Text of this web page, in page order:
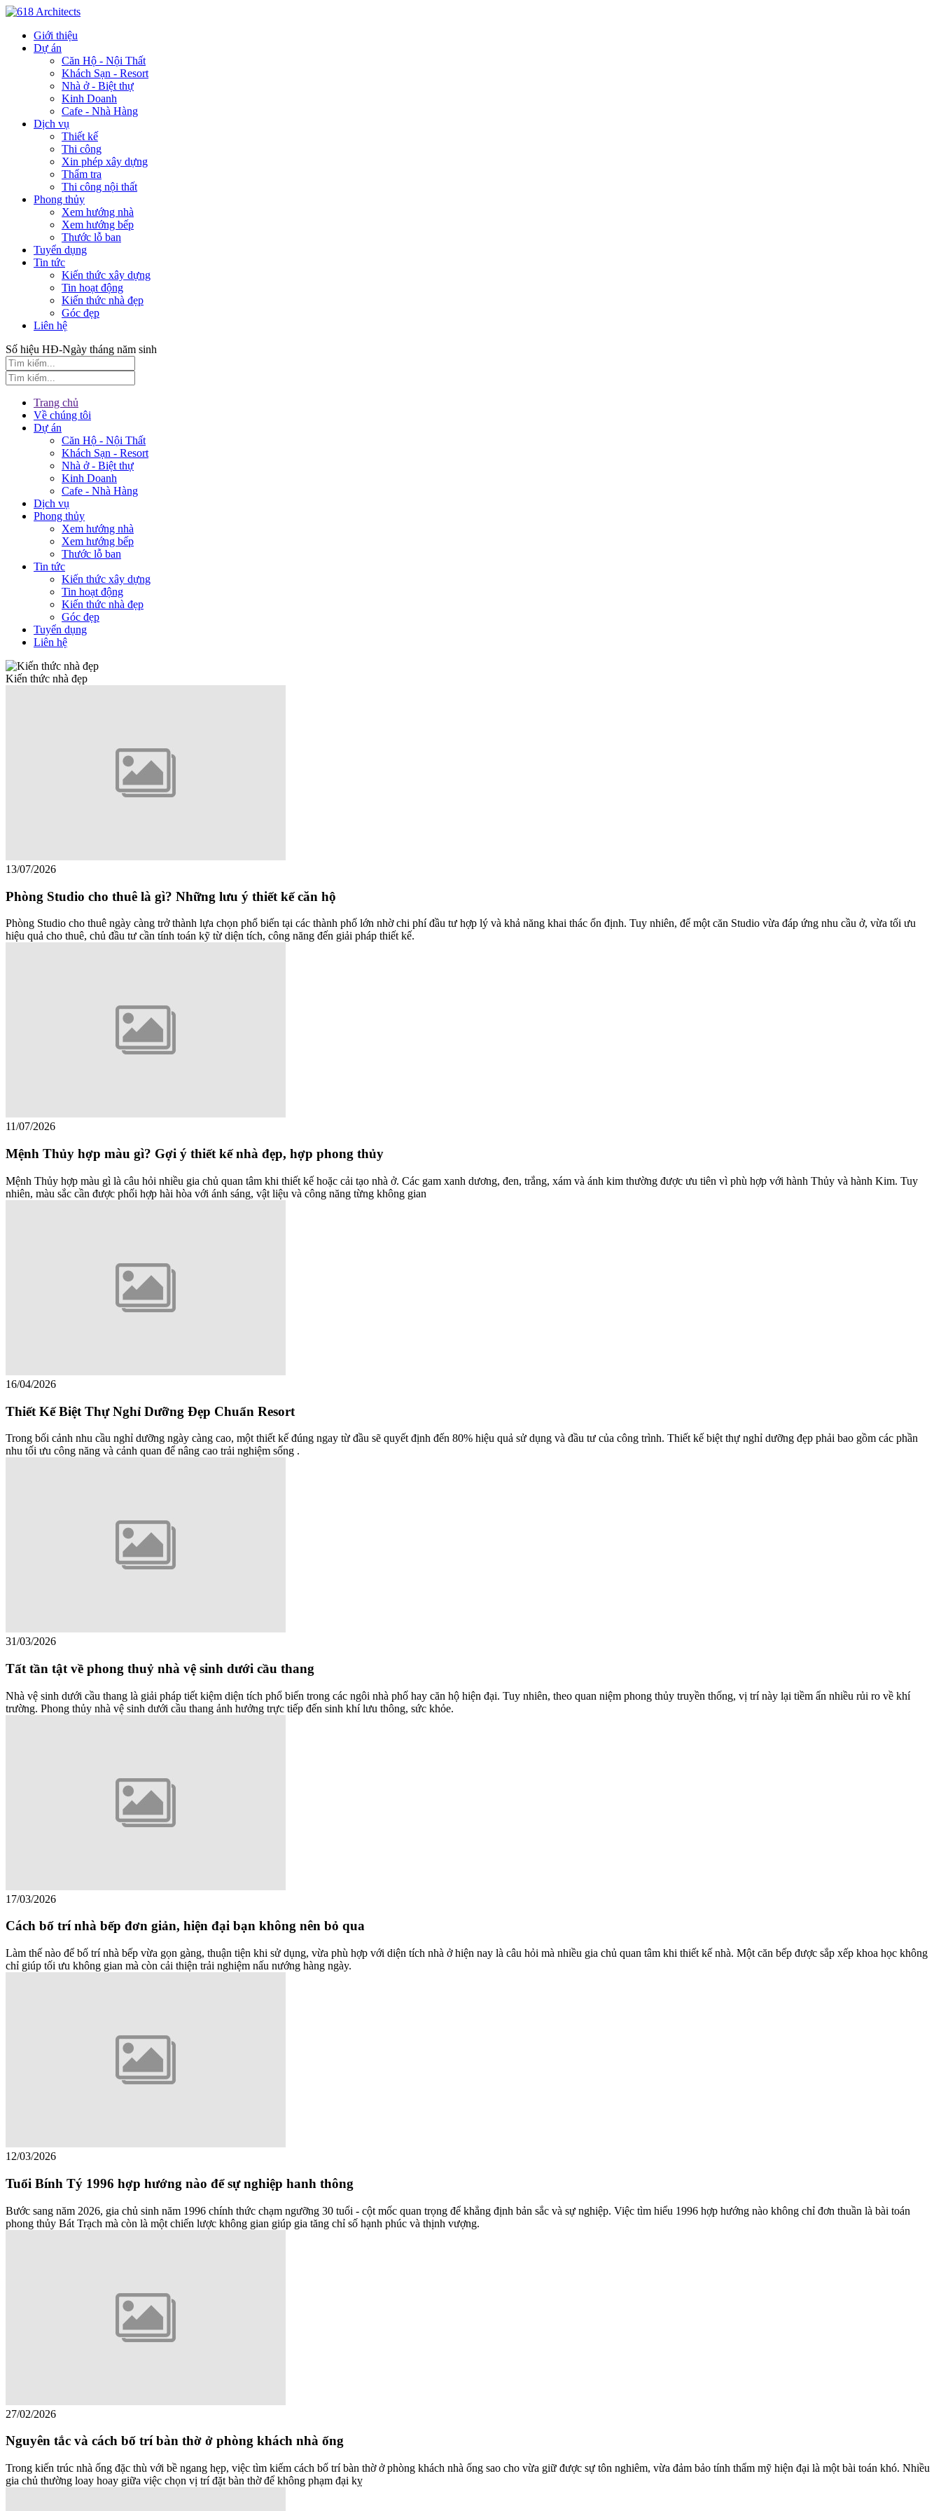
Giới thiệu
Dự án
Căn Hộ - Nội Thất
Khách Sạn - Resort
Nhà ở - Biệt thự
Kinh Doanh
Cafe - Nhà Hàng
Dịch vụ
Thiết kế
Thi công
Xin phép xây dựng
Thẩm tra
Thi công nội thất
Phong thủy
Xem hướng nhà
Xem hướng bếp
Thước lỗ ban
Tuyển dụng
Tin tức
Kiến thức xây dựng
Tin hoạt động
Kiến thức nhà đẹp
Góc đẹp
Liên hệ
Số hiệu HĐ-Ngày tháng năm sinh
Trang chủ
Về chúng tôi
Dự án
Căn Hộ - Nội Thất
Khách Sạn - Resort
Nhà ở - Biệt thự
Kinh Doanh
Cafe - Nhà Hàng
Dịch vụ
Phong thủy
Xem hướng nhà
Xem hướng bếp
Thước lỗ ban
Tin tức
Kiến thức xây dựng
Tin hoạt động
Kiến thức nhà đẹp
Góc đẹp
Tuyển dụng
Liên hệ
Kiến thức nhà đẹp
13/07/2026
Phòng Studio cho thuê là gì? Những lưu ý thiết kế căn hộ
Phòng Studio cho thuê ngày càng trở thành lựa chọn phổ biến tại các thành phố lớn nhờ chi phí đầu tư hợp lý và khả năng khai thác ổn định. Tuy nhiên, để một căn Studio vừa đáp ứng nhu cầu ở, vừa tối ưu
hiệu quả cho thuê, chủ đầu tư cần tính toán kỹ từ diện tích, công năng đến giải pháp thiết kế.
11/07/2026
Mệnh Thủy hợp màu gì? Gợi ý thiết kế nhà đẹp, hợp phong thủy
Mệnh Thủy hợp màu gì là câu hỏi nhiều gia chủ quan tâm khi thiết kế hoặc cải tạo nhà ở. Các gam xanh dương, đen, trắng, xám và ánh kim thường được ưu tiên vì phù hợp với hành Thủy và hành Kim. Tuy
nhiên, màu sắc cần được phối hợp hài hòa với ánh sáng, vật liệu và công năng từng không gian
16/04/2026
Thiết Kế Biệt Thự Nghỉ Dưỡng Đẹp Chuẩn Resort
Trong bối cảnh nhu cầu nghỉ dưỡng ngày càng cao, một thiết kế đúng ngay từ đầu sẽ quyết định đến 80% hiệu quả sử dụng và đầu tư của công trình. Thiết kế biệt thự nghỉ dưỡng đẹp phải bao gồm các phần
nhu tối ưu công năng và cảnh quan để nâng cao trải nghiệm sống .
31/03/2026
Tất tần tật về phong thuỷ nhà vệ sinh dưới cầu thang
Nhà vệ sinh dưới cầu thang là giải pháp tiết kiệm diện tích phổ biến trong các ngôi nhà phố hay căn hộ hiện đại. Tuy nhiên, theo quan niệm phong thủy truyền thống, vị trí này lại tiềm ẩn nhiều rủi ro về khí
trường. Phong thủy nhà vệ sinh dưới cầu thang ảnh hưởng trực tiếp đến sinh khí lưu thông, sức khỏe.
17/03/2026
Cách bố trí nhà bếp đơn giản, hiện đại bạn không nên bỏ qua
Làm thế nào để bố trí nhà bếp vừa gọn gàng, thuận tiện khi sử dụng, vừa phù hợp với diện tích nhà ở hiện nay là câu hỏi mà nhiều gia chủ quan tâm khi thiết kế nhà. Một căn bếp được sắp xếp khoa học không
chỉ giúp tối ưu không gian mà còn cải thiện trải nghiệm nấu nướng hàng ngày.
12/03/2026
Tuổi Bính Tý 1996 hợp hướng nào để sự nghiệp hanh thông
Bước sang năm 2026, gia chủ sinh năm 1996 chính thức chạm ngưỡng 30 tuổi - cột mốc quan trọng để khẳng định bản sắc và sự nghiệp. Việc tìm hiểu 1996 hợp hướng nào không chỉ đơn thuần là bài toán
phong thủy Bát Trạch mà còn là một chiến lược không gian giúp gia tăng chỉ số hạnh phúc và thịnh vượng.
27/02/2026
Nguyên tắc và cách bố trí bàn thờ ở phòng khách nhà ống
Trong kiến trúc nhà ống đặc thù với bề ngang hẹp, việc tìm kiếm cách bố trí bàn thờ ở phòng khách nhà ống sao cho vừa giữ được sự tôn nghiêm, vừa đảm bảo tính thẩm mỹ hiện đại là một bài toán khó. Nhiều
gia chủ thường loay hoay giữa việc chọn vị trí đặt bàn thờ để không phạm đại kỵ